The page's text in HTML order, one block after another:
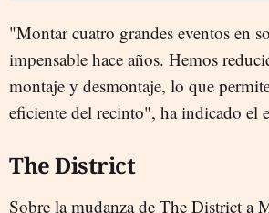
"Montar cuatro grandes eventos en
impensable hace años. Hemos
montaje y desmontaje, lo que
eficiente del recinto", ha indicado el
The District
Sobre la mudanza de The District a